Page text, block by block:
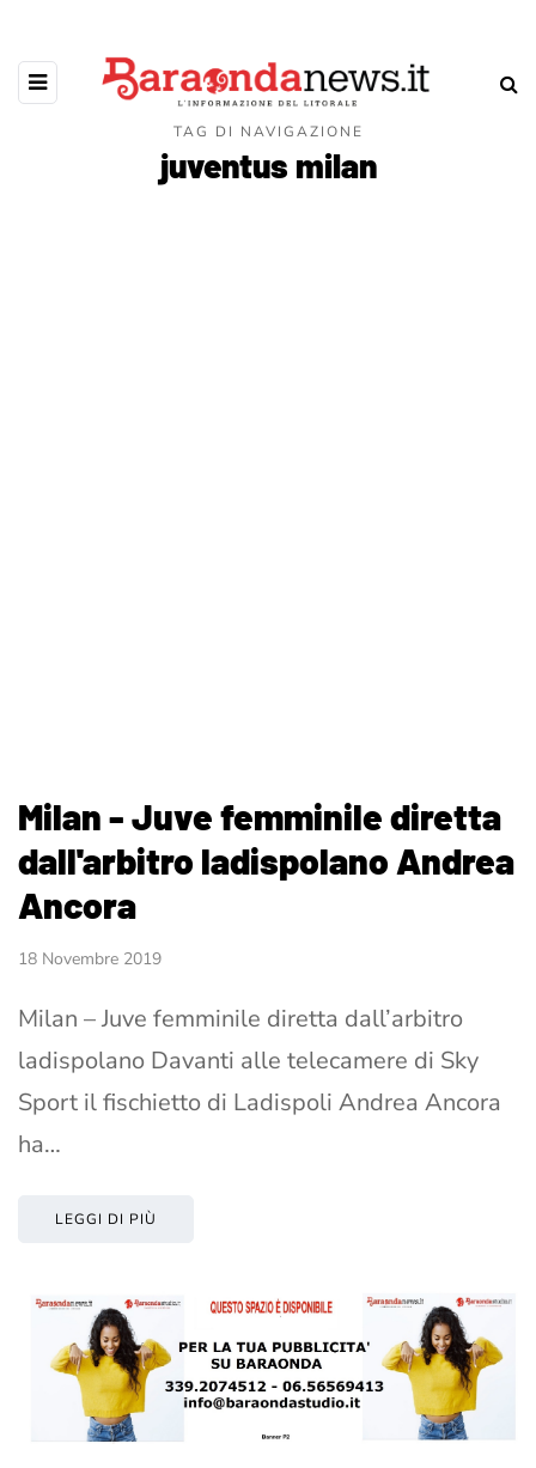
TAG DI NAVIGAZIONE
juventus milan
Milan - Juve femminile diretta
dall'arbitro ladispolano Andrea
Ancora
18 Novembre 2019
Milan – Juve femminile diretta dall’arbitro
ladispolano Davanti alle telecamere di Sky
Sport il fischietto di Ladispoli Andrea Ancora
ha…
LEGGI DI PIÙ